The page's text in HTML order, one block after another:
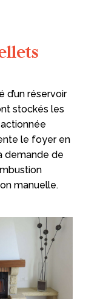
d’un réservoir
stockés les
le foyer en
demande de
manuelle.